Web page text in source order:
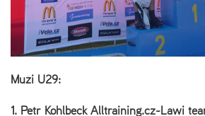
Muži U29:
1. Petr Kohlbeck Alltraining.cz-Lawi